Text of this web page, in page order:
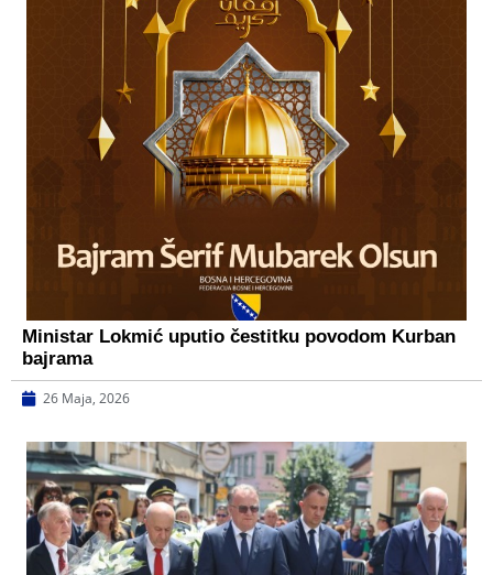
Ministar Lokmić uputio čestitku povodom Kurban
bajrama
26 Maja, 2026